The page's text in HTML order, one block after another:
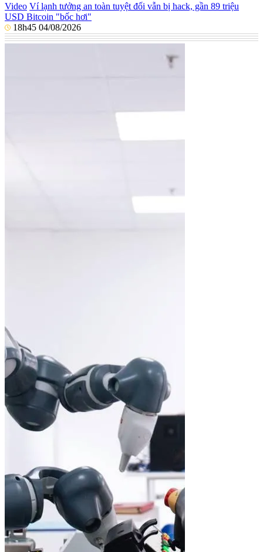
Video Ví lạnh tưởng an toàn tuyệt đối vẫn bị hack, gần 89 triệu
USD Bitcoin "bốc hơi"
18h45 04/08/2026